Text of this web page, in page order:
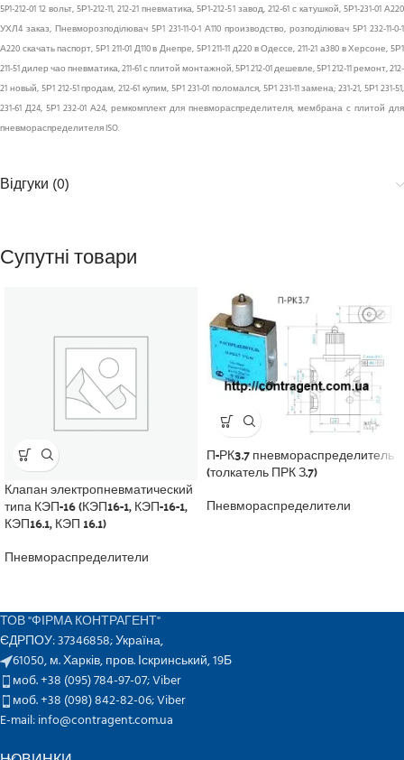
5P1-212-01 12 вольт, 5Р1-212-11, 212-21 пневматика, 5Р1-212-51 завод, 212-61 с катушкой, 5Р1-231-01 А220
УХЛ4 заказ, Пневморозподілювач 5Р1 231-11-0-1 А110 производство, розподілювач 5Р1 232-11-0-1
А220 скачать паспорт, 5Р1 211-01 Д110 в Днепре, 5Р1 211-11 д220 в Одессе, 211-21 а380 в Херсоне, 5Р1
211-51 дилер чао пневматика, 211-61 с плитой монтажной, 5Р1 212-01 дешевле, 5Р1 212-11 ремонт, 212-
21 новый, 5Р1 212-51 продам, 212-61 купим, 5Р1 231-01 поломался, 5Р1 231-11 замена; 231-21, 5Р1 231-51,
231-61 Д24, 5Р1 232-01 А24, ремкомплект для пневмораспределителя, мембрана с плитой для
пневмораспределителя ISO.
Відгуки (0)
Супутні товари
Клапан электропневматический
типа КЭП-16 (КЭП16-1, КЭП-16-1,
КЭП16.1, КЭП 16.1)
Пневмораспределители
П-РК3.7 пневмораспределитель
(толкатель ПРК З.7)
Пневмораспределители
ТОВ "ФІРМА КОНТРАГЕНТ"
ЄДРПОУ: 37346858; Україна,
61050, м. Харків, пров. Іскринський, 19Б
моб. +38 (095) 784-97-07;Viber
моб. +38 (098) 842-82-06;Viber
E-mail: info@contragent.com.ua